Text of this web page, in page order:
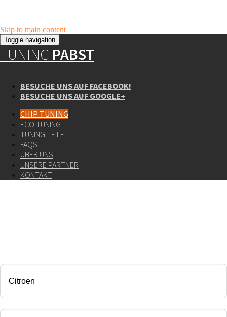
Skip to main content
Toggle navigation
TUNING PABST
BESUCHE UNS AUF FACEBOOK!
BESUCHE UNS AUF GOOGLE+
CHIP TUNING
ECO TUNING
TUNING TEILE
FAQS
ÜBER UNS
UNSERE PARTNER
KONTAKT